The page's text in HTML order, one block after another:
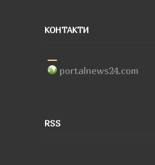
КОНТАКТИ
portalnews24.com
RSS